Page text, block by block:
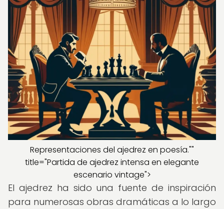
Representaciones del ajedrez en poesía.""
title="Partida de ajedrez intensa en elegante
escenario vintage">
El ajedrez ha sido una fuente de inspiración
para numerosas obras dramáticas a lo largo